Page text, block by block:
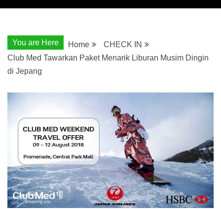
You are Here Home
CHECK IN
Club Med Tawarkan Paket Menarik Liburan Musim Dingin
di Jepang